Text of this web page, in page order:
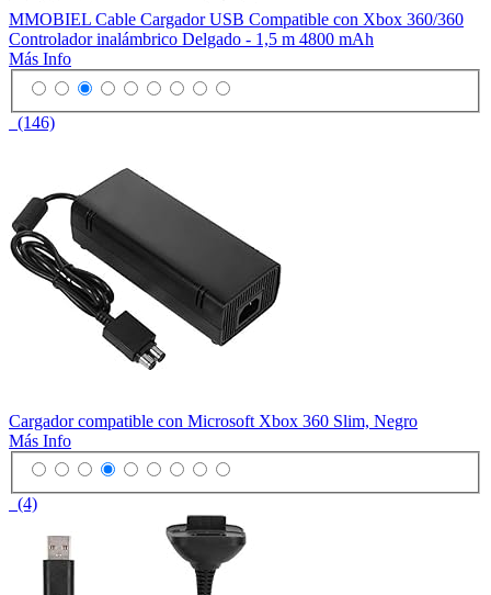
MMOBIEL Cable Cargador USB Compatible con Xbox 360/360
Controlador inalámbrico Delgado - 1,5 m 4800 mAh
Más Info
(146)
Cargador compatible con Microsoft Xbox 360 Slim, Negro
Más Info
(4)